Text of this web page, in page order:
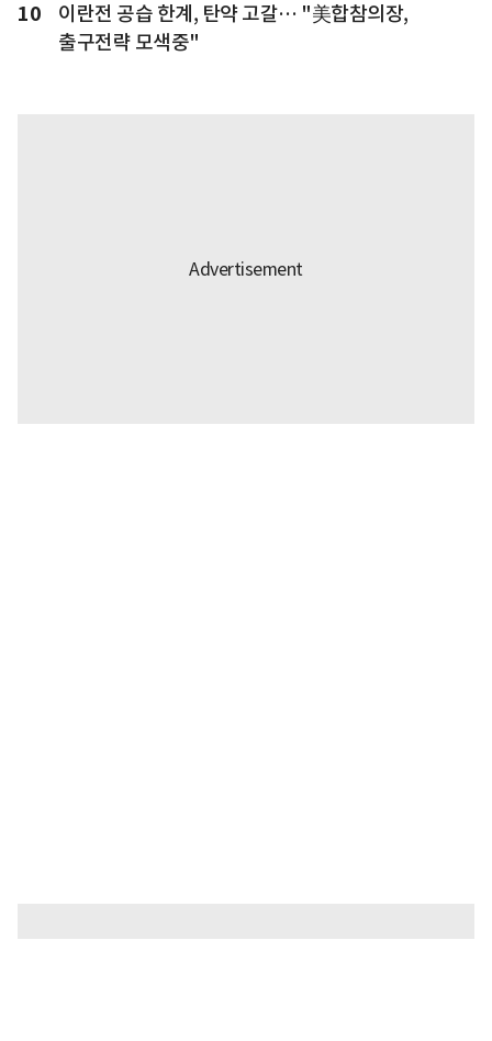
10
이란전 공습 한계, 탄약 고갈… "美합참의장,
출구전략 모색중"